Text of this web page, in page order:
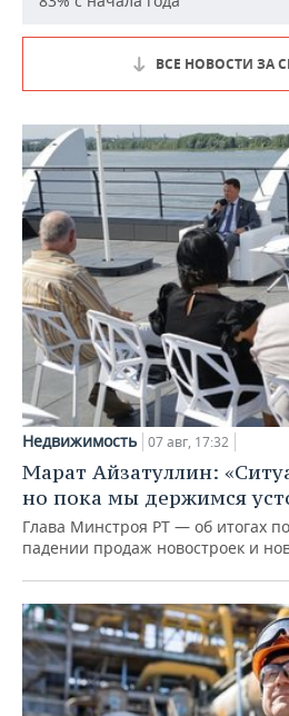
ВСЕ НОВОСТИ ЗА
Недвижимость 07 авг, 17:32
Марат Айзатуллин:
но пока мы держимся
Глава Минстроя РТ — об итогах
падении продаж новостроек и